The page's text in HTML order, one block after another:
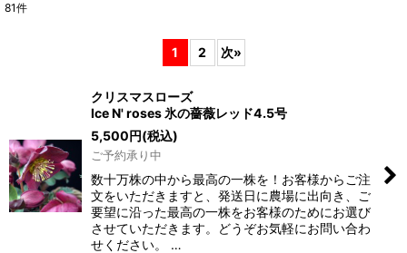
81件
1 2 次»
クリスマスローズ
Ice N' roses 氷の薔薇レッド4.5号
5,500円(税込)
ご予約承り中
数十万株の中から最高の一株を！お客様からご注
文をいただきますと、発送日に農場に出向き、ご
要望に沿った最高の一株をお客様のためにお選び
させていただきます。どうぞお気軽にお問い合わ
せください。 …